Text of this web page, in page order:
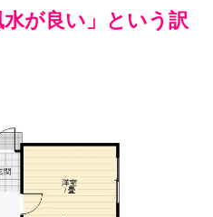
が良い」という訳